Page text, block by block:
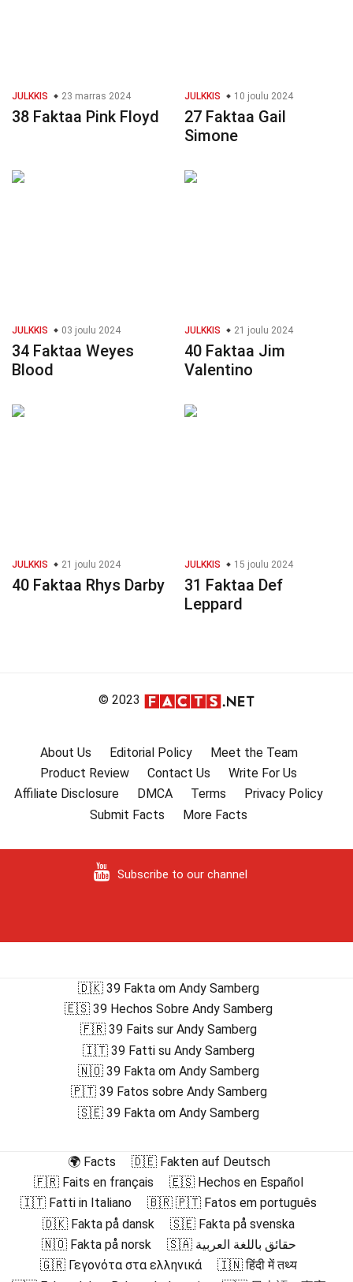
JULKKIS 23 marras 2024
38 Faktaa Pink Floyd
JULKKIS 10 joulu 2024
27 Faktaa Gail
Simone
JULKKIS 03 joulu 2024
34 Faktaa Weyes
Blood
JULKKIS 21 joulu 2024
40 Faktaa Jim
Valentino
JULKKIS 21 joulu 2024
40 Faktaa Rhys Darby
JULKKIS 15 joulu 2024
31 Faktaa Def
Leppard
© 2023
About Us Editorial Policy
Meet the Team
Product Review
Contact Us
Write For Us
Affiliate Disclosure
DMCA Terms
Privacy Policy
Submit Facts
More Facts
Subscribe to our channel
🇩🇰 39 Fakta om Andy Samberg
🇪🇸 39 Hechos Sobre Andy Samberg
🇫🇷 39 Faits sur Andy Samberg
🇮🇹 39 Fatti su Andy Samberg
🇳🇴 39 Fakta om Andy Samberg
🇵🇹 39 Fatos sobre Andy Samberg
🇸🇪 39 Fakta om Andy Samberg
🌍 Facts
🇩🇪 Fakten auf Deutsch
🇫🇷 Faits en français
🇪🇸 Hechos en Español
🇮🇹 Fatti in Italiano
🇧🇷 🇵🇹 Fatos em português
🇩🇰 Fakta på dansk
🇸🇪 Fakta på svenska
🇳🇴 Fakta på norsk
🇸🇦 حقائق باللغة العربية
🇬🇷 Γεγονότα στα ελληνικά
🇮🇳 हिंदी में तथ्य